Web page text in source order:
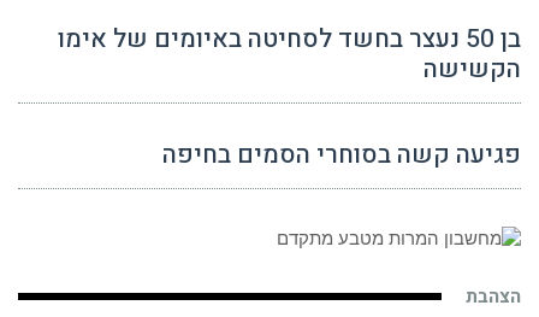
בן 50 נעצר בחשד לסחיטה באיומים של אימו
הקשישה
פגיעה קשה בסוחרי הסמים בחיפה
הצהבת